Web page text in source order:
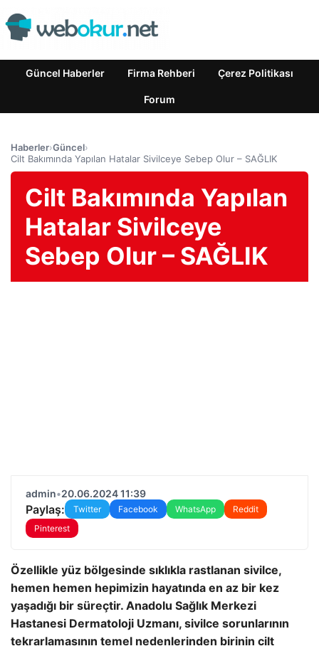
Güncel Haberler Firma Rehberi Çerez Politikası
Forum
Haberler›Güncel›
Cilt Bakımında Yapılan Hatalar Sivilceye Sebep Olur – SAĞLIK
Cilt Bakımında Yapılan
Hatalar Sivilceye
Sebep Olur – SAĞLIK
admin•20.06.2024 11:39
Paylaş: Twitter Facebook WhatsApp
Reddit
Pinterest
Özellikle yüz bölgesinde sıklıkla rastlanan sivilce,
hemen hemen hepimizin hayatında en az bir kez
yaşadığı bir süreçtir. Anadolu Sağlık Merkezi
Hastanesi Dermatoloji Uzmanı, sivilce sorunlarının
tekrarlamasının temel nedenlerinden birinin cilt